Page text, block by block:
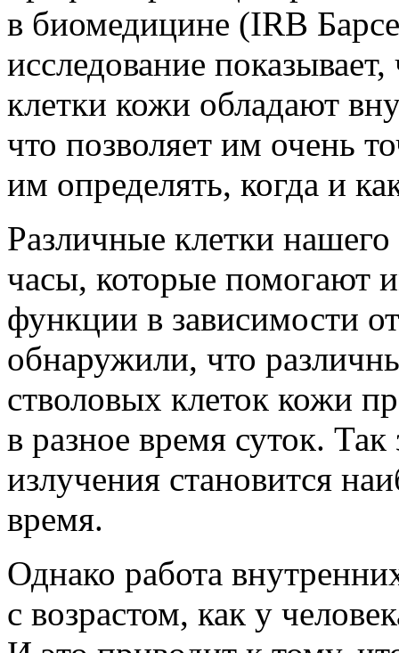
в биомедицине (IRB
исследование
клетки кожи обладают
что позволяет им очень
им определять, когда и
Различные клетки
часы, которые помогают
функции в зависимости
обнаружили, что
стволовых клеток кожи
в разное время суток.
излучения становится
время.
Однако работа
с возрастом, как у